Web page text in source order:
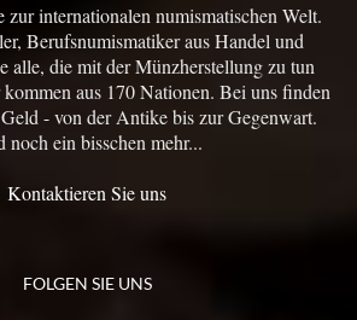
internationalen numismatischen Welt.
Berufsnumismatiker aus Handel und
alle, die mit der Münzherstellung zu tun
aus 170 Nationen. Bei uns finden
- von der Antike bis zur Gegenwart.
noch ein bisschen mehr...
Kontaktieren Sie uns
FOLGEN SIE UNS